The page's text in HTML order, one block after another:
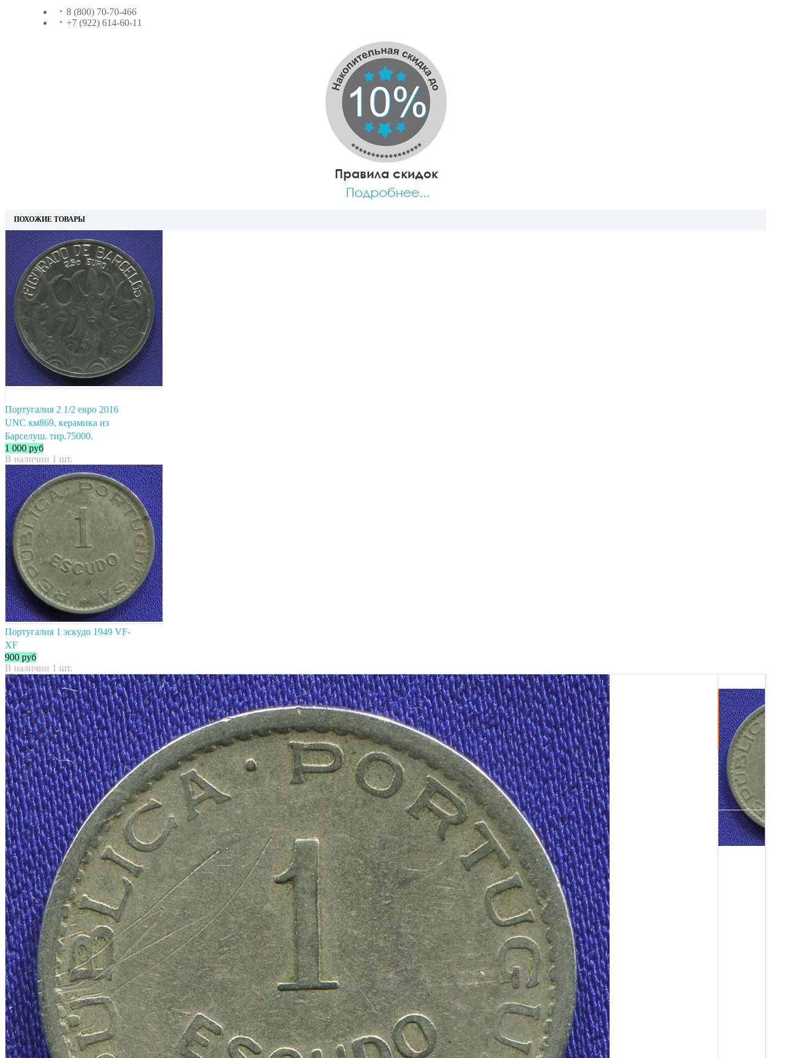
8 (800) 70-70-466
+7 (922) 614-60-11
ПОХОЖИЕ ТОВАРЫ
Португалия 2 1/2 евро 2016
UNC км869, керамика из
Барселуш. тир.75000.
1 000 руб
В наличии 1 шт.
Португалия 1 эскудо 1949 VF-
XF
900 руб
В наличии 1 шт.